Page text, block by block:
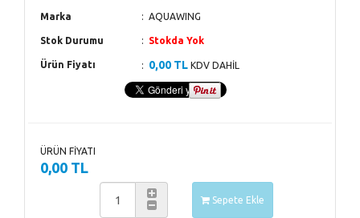
Marka AQUAWING
Stok Durumu Stokda Yok
Ürün Fiyatı 0,00 TL KDV DAHİL
ÜRÜN FİYATI
0,00 TL
Sepete Ekle